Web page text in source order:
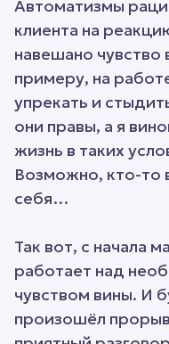
Автоматизмы
клиента на
навешано чувство
примеру, на
упрекать и
они правы, а я
жизнь в таких
Возможно, кто-то
себя…
Так вот, с начала
работает над
чувством вины. И
произошёл